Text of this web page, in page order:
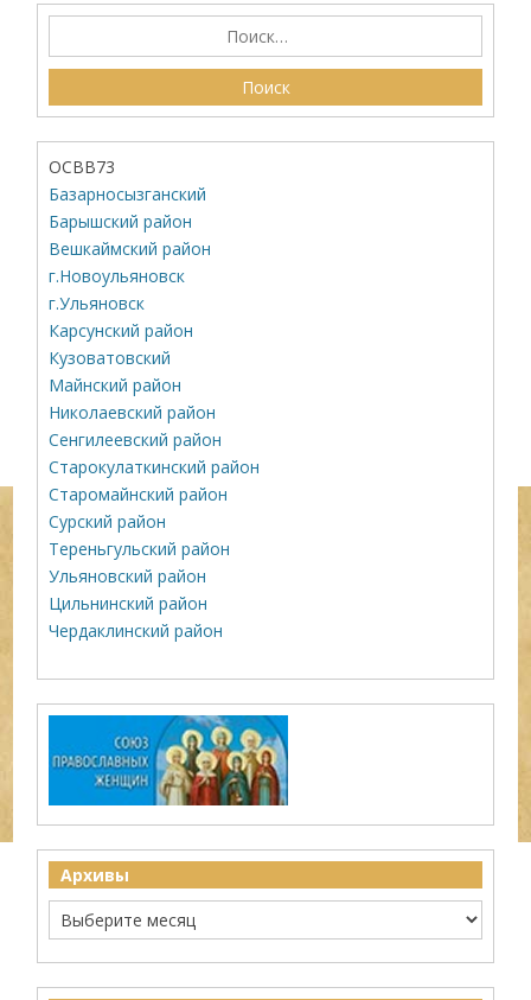
ОСВВ73
Базарносызганский
Барышский район
Вешкаймский район
г.Новоульяновск
г.Ульяновск
Карсунский район
Кузоватовский
Майнский район
Николаевский район
Сенгилеевский район
Старокулаткинский район
Старомайнский район
Сурский район
Тереньгульский район
Ульяновский район
Цильнинский район
Чердаклинский район
Архивы